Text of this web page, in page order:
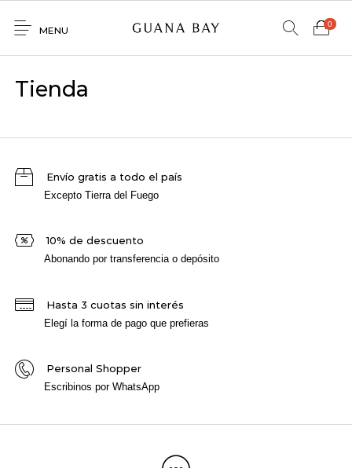
Home
GNBY
Denim
Venta
Mayorista
MENU
0
Tienda
Envío gratis a todo el país
Excepto Tierra del Fuego
10% de descuento
Abonando por transferencia o depósito
Hasta 3 cuotas sin interés
Elegí la forma de pago que prefieras
Personal Shopper
Escribinos por WhatsApp